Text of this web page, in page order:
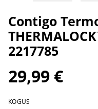
Contigo
2217785
29,99 €
KOGUS